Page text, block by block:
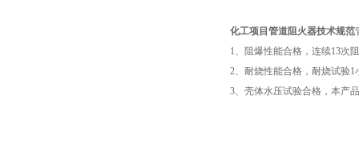
化工项目管道阻火器技术规范
1、阻爆性能合格，连续13次
2、耐烧性能合格，耐烧试验1
3、壳体水压试验合格，本产